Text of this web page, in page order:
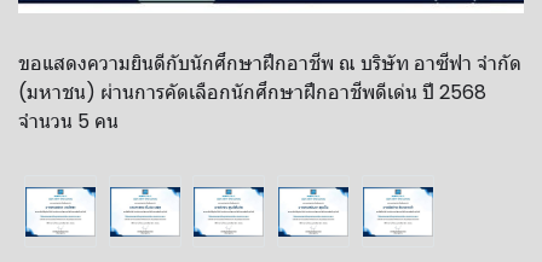
ขอแสดงความยินดีกับนักศึกษาฝึกอาชีพ ณ บริษัท อาซีฟา จำกัด
(มหาชน) ผ่านการคัดเลือกนักศึกษาฝึกอาชีพดีเด่น ปี 2568
จำนวน 5 คน